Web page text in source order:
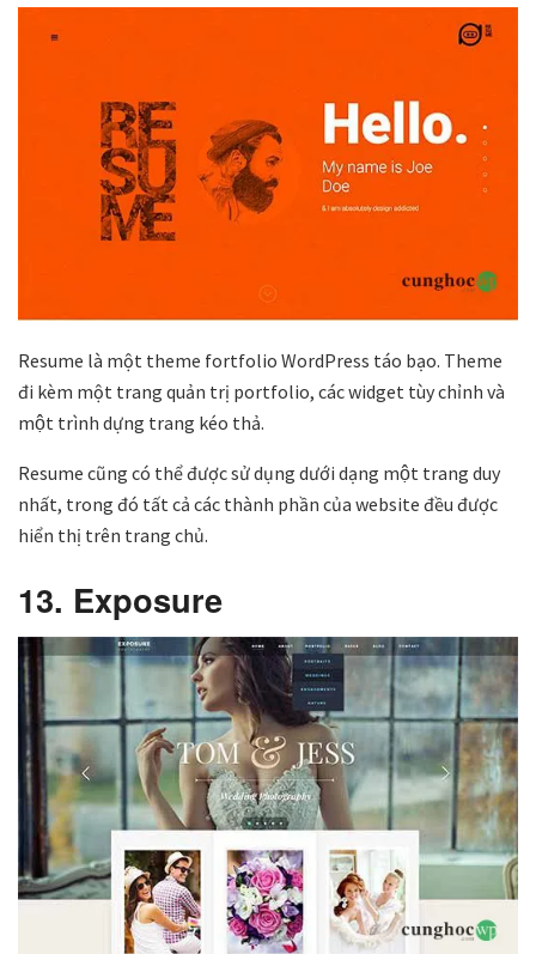
Resume là một theme fortfolio WordPress táo bạo. Theme
đi kèm một trang quản trị portfolio, các widget tùy chỉnh và
một trình dựng trang kéo thả.
Resume cũng có thể được sử dụng dưới dạng một trang duy
nhất, trong đó tất cả các thành phần của website đều được
hiển thị trên trang chủ.
13. Exposure